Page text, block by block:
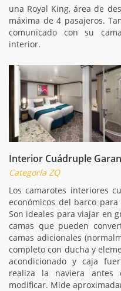
una Royal King, área de
máxima de 4 pasajeros.
comunicado con su
interior.
Interior Cuádruple
Categoría ZQ
Los camarotes interiores
económicos del barco
Son ideales para viajar en
camas que pueden
camas adicionales
completo con ducha y
acondicionado y caja
realiza la naviera
modificar. Mide